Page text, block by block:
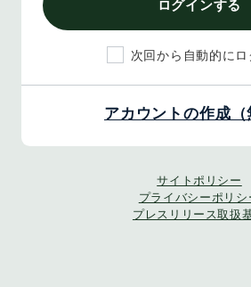
ログインする
次回から自動的にロ
アカウントの作成（
サイトポリシー
プライバシーポリシ
プレスリリース取扱